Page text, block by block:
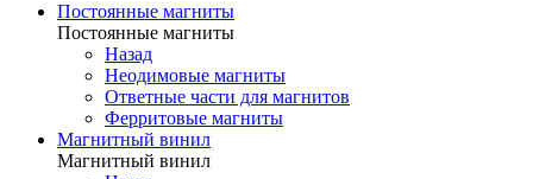
Постоянные магниты
Постоянные магниты
Назад
Неодимовые магниты
Ответные части для магнитов
Ферритовые магниты
Магнитный винил
Магнитный винил